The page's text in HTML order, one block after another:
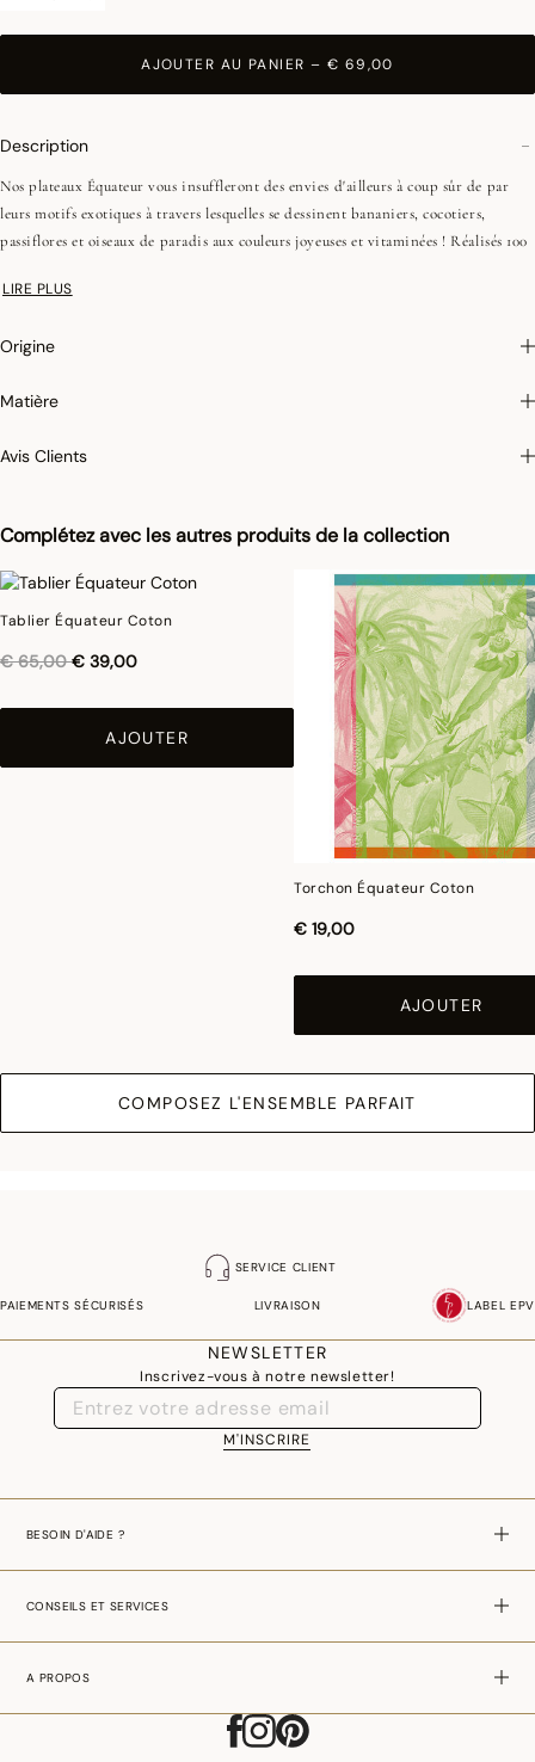
AJOUTER AU PANIER – € 69,00
Complétez avec les autres produits de la collection
Tablier Équateur Coton
Réduction de
€ 65,00à
€ 39,00
AJOUTER
Torchon Équateur Coton
€ 19,00
AJOUTER
COMPOSEZ L'ENSEMBLE PARFAIT
Description
Nos plateaux Équateur vous insuffleront des envies d'ailleurs à coup sûr de par
leurs motifs exotiques à travers lesquelles se dessinent bananiers, cocotiers,
passiflores et oiseaux de paradis aux couleurs joyeuses et vitaminées ! Réalisés 100
Complétez votre voyage avec nos torchons et nos tabliers, pour une cuisine pleine
assurer une similitude parfaite avec le produit vendu, notamment en ce qui
LIRE PLUS
Origine
Matière
Avis Clients
SERVICE CLIENT
PAIEMENTS SÉCURISÉS LIVRAISON LABEL EPV
NEWSLETTER
Inscrivez-vous à notre newsletter!
M'INSCRIRE
BESOIN D'AIDE ?
CONSEILS ET SERVICES
A PROPOS